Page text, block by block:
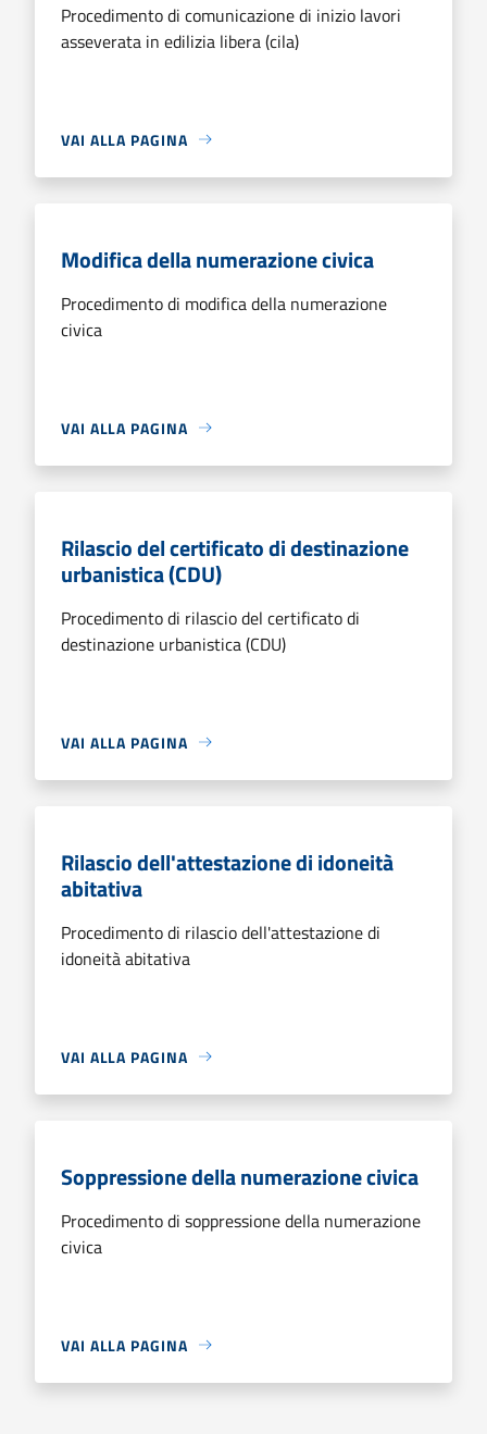
Procedimento di comunicazione di inizio lavori
asseverata in edilizia libera (cila)
VAI ALLA PAGINA
Modifica della numerazione civica
Procedimento di modifica della numerazione
civica
VAI ALLA PAGINA
Rilascio del certificato di destinazione
urbanistica (CDU)
Procedimento di rilascio del certificato di
destinazione urbanistica (CDU)
VAI ALLA PAGINA
Rilascio dell'attestazione di idoneità
abitativa
Procedimento di rilascio dell'attestazione di
idoneità abitativa
VAI ALLA PAGINA
Soppressione della numerazione civica
Procedimento di soppressione della numerazione
civica
VAI ALLA PAGINA